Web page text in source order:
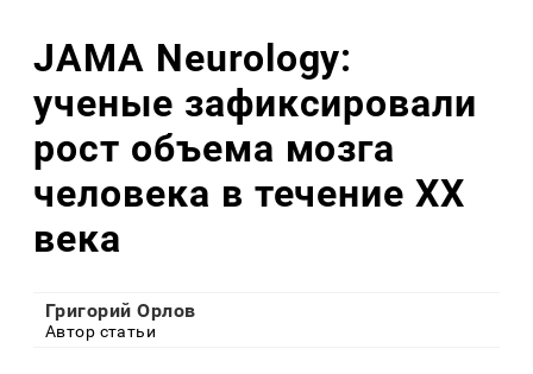
JAMA Neurology:
ученые зафиксировали
рост объема мозга
человека в течение XX
века
Григорий Орлов
Автор статьи